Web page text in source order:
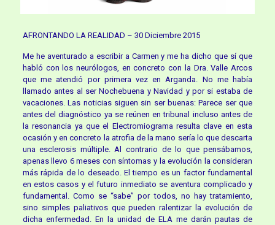
AFRONTANDO LA REALIDAD – 30 Diciembre 2015
Me he aventurado a escribir a Carmen y me ha dicho que sí que
habló con los neurólogos, en concreto con la Dra. Valle Arcos
que me atendió por primera vez en Arganda. No me había
llamado antes al ser Nochebuena y Navidad y por si estaba de
vacaciones. Las noticias siguen sin ser buenas: Parece ser que
antes del diagnóstico ya se reúnen en tribunal incluso antes de
la resonancia ya que el Electromiograma resulta clave en esta
ocasión y en concreto la atrofia de la mano sería lo que descarta
una esclerosis múltiple. Al contrario de lo que pensábamos,
apenas llevo 6 meses con síntomas y la evolución la consideran
más rápida de lo deseado. El tiempo es un factor fundamental
en estos casos y el futuro inmediato se aventura complicado y
fundamental. Como se “sabe” por todos, no hay tratamiento,
sino simples paliativos que pueden ralentizar la evolución de
dicha enfermedad. En la unidad de ELA me darán pautas de